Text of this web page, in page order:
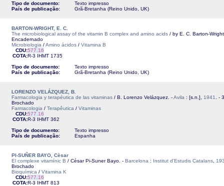
Tipo de documento:
Texto impresso
País de publicação:
Grã-Bretanha (Reino Unido, UK)
BARTON-WRIGHT, E. C.
The microbiological assay of the vitamin B complex and amino acids / by E. C. Barton-
Encadernado
Microbiologia /Amino ácidos / Vitamina B
CDU:577.16
COTA:R-3 IHMT 1735
Tipo de documento:
Texto impresso
País de publicação:
Grã-Bretanha (Reino Unido, UK)
LORENZO VELÁZQUEZ, B.
Farmacologia y terapéutica de las vitaminas / B. Lorenzo Velázquez. -Avila : [s.n.], 1941
. -
Brochado
Farmacologia / Terapêutica / Vitaminas
CDU:577.16
COTA:R-3 IHMT 362
Tipo de documento:
Texto impresso
País de publicação:
Espanha
PI-SUÑER BAYO, Cèsar
El complexe vitamínic B / César Pi-Suner Bayo. - Barcelona : Institut d'Estudis Catalans
Brochado
Bioquímica / Vitamina K
CDU:577.16
COTA:R-3 IHMT 813